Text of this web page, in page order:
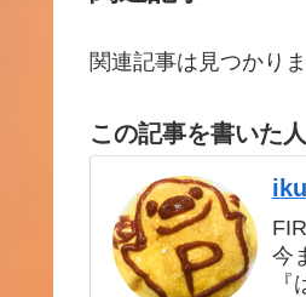
関連記事は見つかり
この記事を書いた人
今